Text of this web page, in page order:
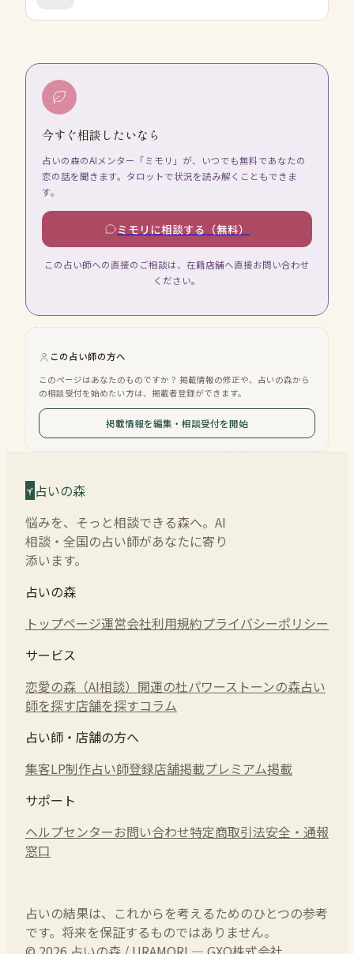
今すぐ相談したいなら
占いの森のAIメンター「ミモリ」が、いつでも無料であなたの
恋の話を聞きます。タロットで状況を読み解くこともできま
す。
ミモリに相談する（無料）
この占い師への直接のご相談は、在籍店舗へ直接お問い合わせ
ください。
この占い師の方へ
このページはあなたのものですか？ 掲載情報の修正や、占いの森から
の相談受付を始めたい方は、掲載者登録ができます。
掲載情報を編集・相談受付を開始
占いの森
悩みを、そっと相談できる森へ。AI
相談・全国の占い師があなたに寄り
添います。
占いの森
トップページ運営会社利用規約プライバシーポリシー
サービス
恋愛の森（AI相談） 開運の杜パワーストーンの森占い
師を探す店舗を探すコラム
占い師・店舗の方へ
集客LP制作占い師登録店舗掲載プレミアム掲載
サポート
ヘルプセンターお問い合わせ特定商取引法安全・通報
窓口
占いの結果は、これからを考えるためのひとつの参考
です。将来を保証するものではありません。